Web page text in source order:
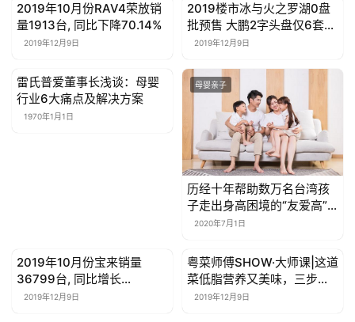
母婴亲子
2019年10月份RAV4荣放销
量1913台, 同比下降70.14%
2019年12月9日
母婴亲子
2019楼市冰与火之罗湖0盘
批预售 大鹏2字头盘仅6套已
备案
2019年12月9日
母婴亲子
雷氏普爱董事长浅谈：母婴
行业6大痛点及解决方案
1970年1月1日
母婴亲子
历经十年帮助数万名台湾孩
子走出身高困境的“友爱高”
登陆大陆！
2020年7月1日
母婴亲子
2019年10月份宝来销量
36799台, 同比增长
132.77%
2019年12月9日
母婴亲子
粤菜师傅SHOW·大师课|这道
菜低脂营养又美味，三步秒
会！
2019年12月9日